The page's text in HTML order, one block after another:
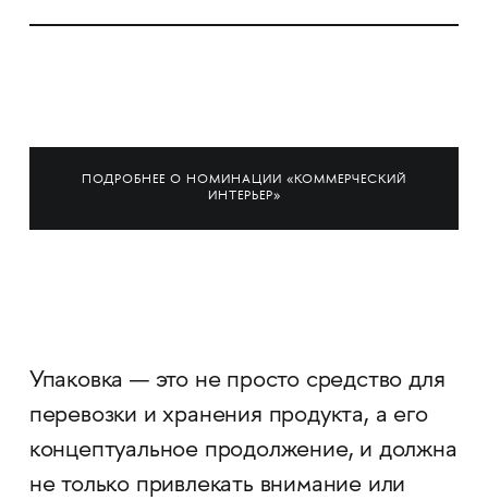
ПОДРОБНЕЕ О НОМИНАЦИИ «КОММЕРЧЕСКИЙ
ИНТЕРЬЕР»
Упаковка — это не просто средство для
перевозки и хранения продукта, а его
концептуальное продолжение, и должна
не только привлекать внимание или